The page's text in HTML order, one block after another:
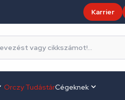
Karrier
Orczy TudástárCégeknek